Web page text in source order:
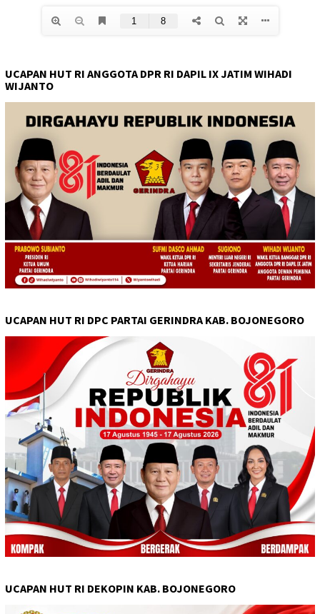
UCAPAN HUT RI ANGGOTA DPR RI DAPIL IX JATIM WIHADI
WIJANTO
UCAPAN HUT RI DPC PARTAI GERINDRA KAB. BOJONEGORO
UCAPAN HUT RI DEKOPIN KAB. BOJONEGORO